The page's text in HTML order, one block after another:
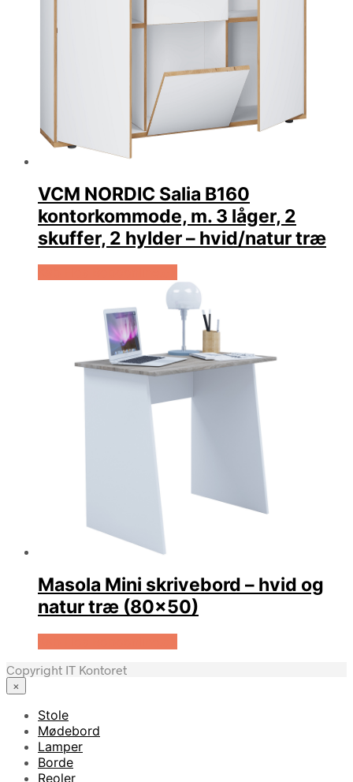
VCM NORDIC Salia B160
kontorkommode, m. 3 låger, 2
skuffer, 2 hylder – hvid/natur træ
Masola Mini skrivebord – hvid og
natur træ (80×50)
Copyright IT Kontoret
×
Stole
Mødebord
Lamper
Borde
Reoler